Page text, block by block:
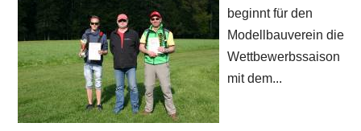
beginnt für den
Modellbauverein die
Wettbewerbssaison
mit dem...